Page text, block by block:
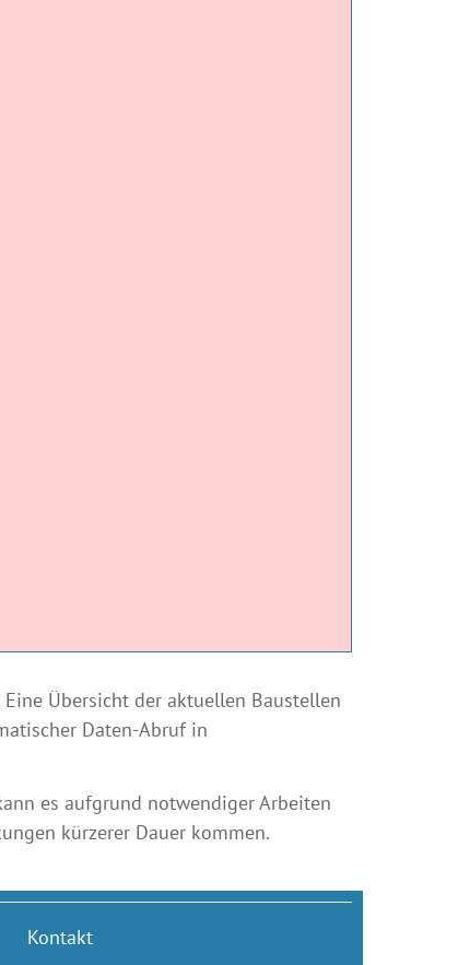
Übersicht der aktuellen Baustellen
Daten-Abruf in
es aufgrund notwendiger Arbeiten
kürzerer Dauer kommen.
Kontakt